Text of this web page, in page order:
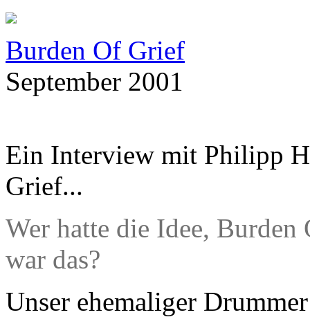
Burden Of Grief
September 2001
Ein Interview mit Philipp
Grief...
Wer hatte die Idee,
war das?
Unser ehemaliger